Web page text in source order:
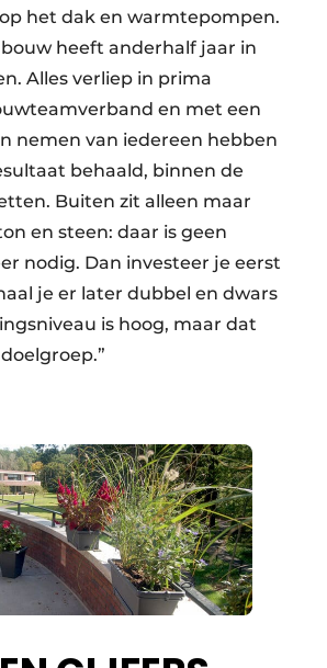
het dak en warmtepompen.
heeft anderhalf jaar in
Alles verliep in prima
en met een
nemen van iedereen hebben
behaald, binnen de
Buiten zit alleen maar
en steen: daar is geen
nodig. Dan investeer je eerst
je er later dubbel en dwars
is hoog, maar dat